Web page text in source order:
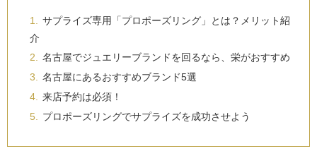
サプライズ専用「プロポーズリング」とは？メリット紹
介
名古屋でジュエリーブランドを回るなら、栄がおすすめ
名古屋にあるおすすめブランド5選
来店予約は必須！
プロポーズリングでサプライズを成功させよう